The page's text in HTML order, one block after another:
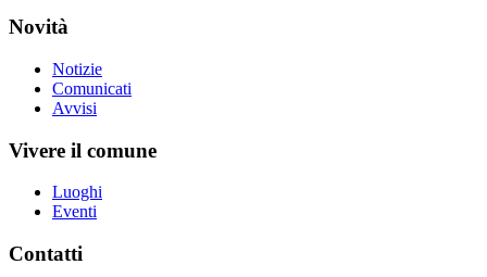
Novità
Notizie
Comunicati
Avvisi
Vivere il comune
Luoghi
Eventi
Contatti